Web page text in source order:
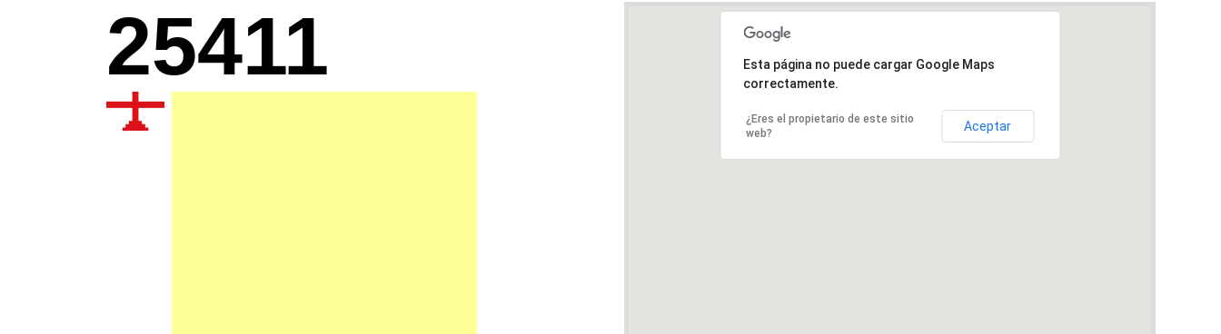
25411
Esta página no puede cargar Google Maps
correctamente.
¿Eres el propietario de este sitio
web?
Aceptar